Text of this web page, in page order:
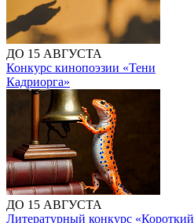
ДО 15 АВГУСТА
Конкурс кинопоэзии «Тени
Кадриорга»
ДО 15 АВГУСТА
Литературный конкурс «Короткий